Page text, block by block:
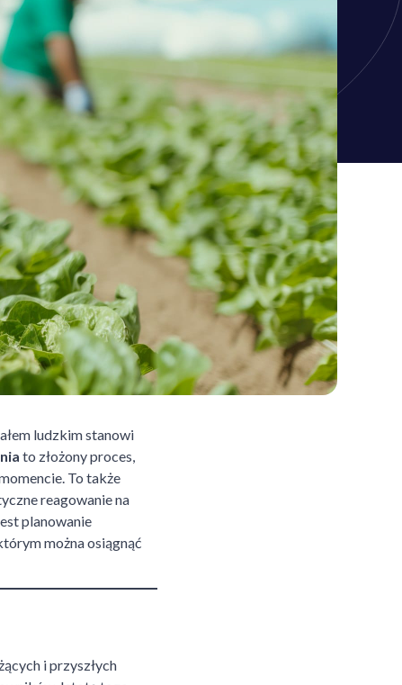
ludzkim stanowi
to złożony proces,
To także
reagowanie na
planowanie
można osiągnąć
i przyszłych